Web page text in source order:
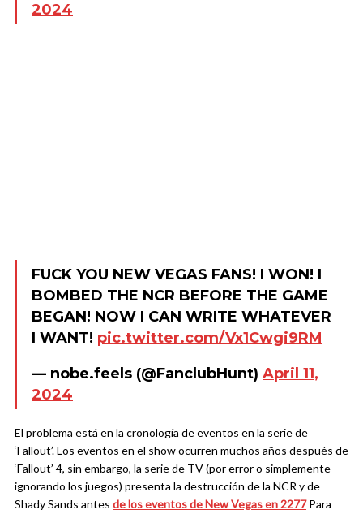
2024
FUCK YOU NEW VEGAS FANS! I WON! I
BOMBED THE NCR BEFORE THE GAME
BEGAN! NOW I CAN WRITE WHATEVER
I WANT! pic.twitter.com/Vx1Cwgi9RM
— nobe.feels (@FanclubHunt) April 11,
2024
El problema está en la cronología de eventos en la serie de
‘Fallout’. Los eventos en el show ocurren muchos años después de
‘Fallout’ 4, sin embargo, la serie de TV (por error o simplemente
ignorando los juegos) presenta la destrucción de la NCR y de
Shady Sands antes de los eventos de New Vegas en 2277 Para